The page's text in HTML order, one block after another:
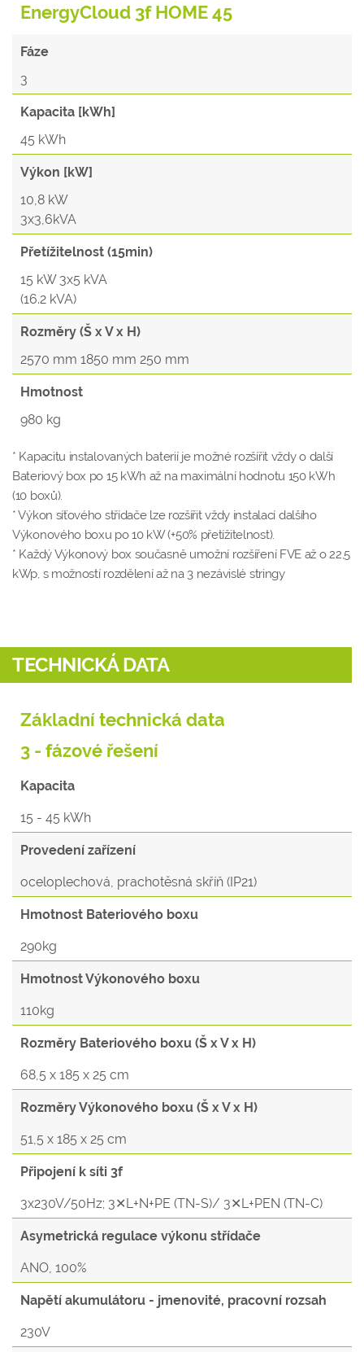
EnergyCloud 3f HOME 45
Fáze
3
Kapacita [kWh]
45 kWh
Výkon [kW]
10,8 kW
3x3,6kVA
Přetížitelnost (15min)
15 kW 3x5 kVA
(16.2 kVA)
Rozměry (Š x V x H)
2570 mm 1850 mm 250 mm
Hmotnost
980 kg
* Kapacitu instalovaných baterií je možné rozšířit vždy o další
Bateriový box po 15 kWh až na maximální hodnotu 150 kWh
(10 boxů).
* Výkon síťového střídače lze rozšířit vždy instalací dalšího
Výkonového boxu po 10 kW (+50% přetížitelnost).
* Každý Výkonový box současně umožní rozšíření FVE až o 22,5
kWp, s možností rozdělení až na 3 nezávislé stringy
TECHNICKÁ DATA
Základní technická data
3 - fázové řešení
Kapacita
15 - 45 kWh
Provedení zařízení
oceloplechová, prachotěsná skříň (IP21)
Hmotnost Bateriového boxu
290kg
Hmotnost Výkonového boxu
110kg
Rozměry Bateriového boxu (Š x V x H)
68,5 x 185 x 25 cm
Rozměry Výkonového boxu (Š x V x H)
51,5 x 185 x 25 cm
Připojení k síti 3f
3x230V/50Hz; 3✕L+N+PE (TN-S)/ 3✕L+PEN (TN-C)
Asymetrická regulace výkonu střídače
ANO, 100%
Napětí akumulátoru - jmenovité, pracovní rozsah
230V